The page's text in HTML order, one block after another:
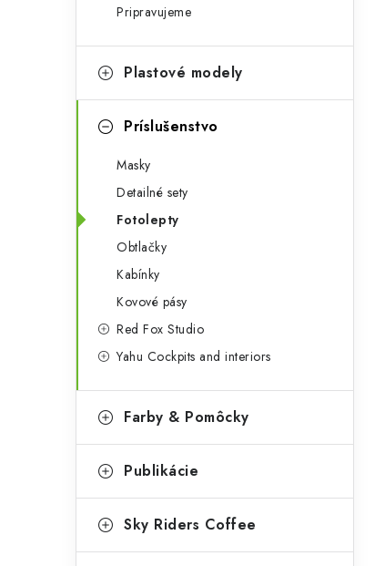
e
Pripravujeme
Plastové modely
Príslušenstvo
Masky
Detailné sety
Fotolepty
Obtlačky
Kabínky
Kovové pásy
Red Fox Studio
Yahu Cockpits and interiors
Farby & Pomôcky
Publikácie
Sky Riders Coffee